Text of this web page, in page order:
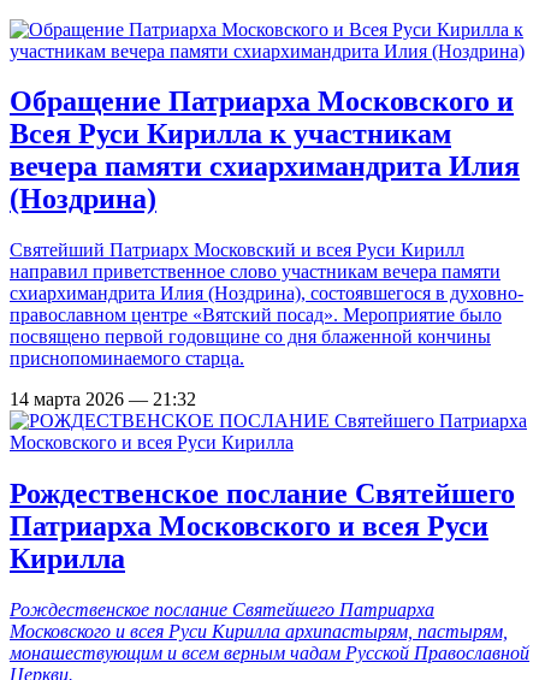
Обращение Патриарха Московского и
Всея Руси Кирилла к участникам
вечера памяти схиархимандрита Илия
(Ноздрина)
Святейший Патриарх Московский и всея Руси Кирилл
направил приветственное слово участникам вечера памяти
схиархимандрита Илия (Ноздрина), состоявшегося в духовно-
православном центре «Вятский посад». Мероприятие было
посвящено первой годовщине со дня блаженной кончины
приснопоминаемого старца.
14 марта 2026 — 21:32
Рождественское послание Святейшего
Патриарха Московского и всея Руси
Кирилла
Рождественское послание Святейшего Патриарха
Московского и всея Руси Кирилла архипастырям, пастырям,
монашествующим и всем верным чадам Русской Православной
Церкви.